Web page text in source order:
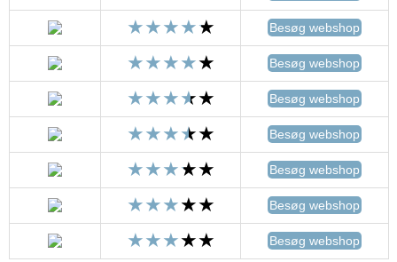
Besøg webshop
Besøg webshop
Besøg webshop
Besøg webshop
Besøg webshop
Besøg webshop
Besøg webshop